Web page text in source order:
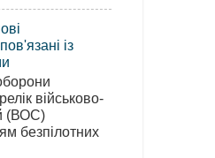
із
військово-
(ВОС)
безпілотних